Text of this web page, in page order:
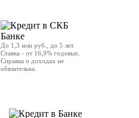
До 1,3 млн руб., до 5 лет.
Ставка - от 16,9% годовых.
Справка о доходах не
обязательна.